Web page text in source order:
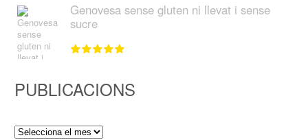
Genovesa sense gluten ni llevat i sense
sucre
PUBLICACIONS
Publicacions